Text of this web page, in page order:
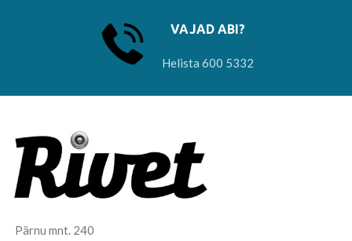
VAJAD ABI?
Helista 600 5332
Pärnu mnt. 240